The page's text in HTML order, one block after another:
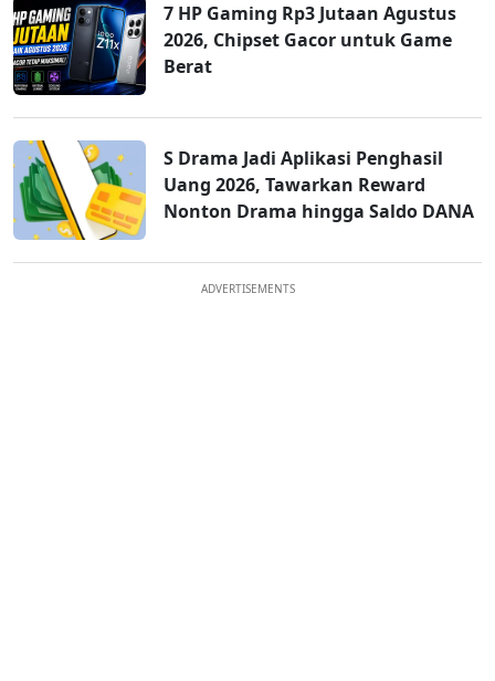
7 HP Gaming Rp3 Jutaan Agustus
2026, Chipset Gacor untuk Game
Berat
S Drama Jadi Aplikasi Penghasil
Uang 2026, Tawarkan Reward
Nonton Drama hingga Saldo DANA
ADVERTISEMENTS